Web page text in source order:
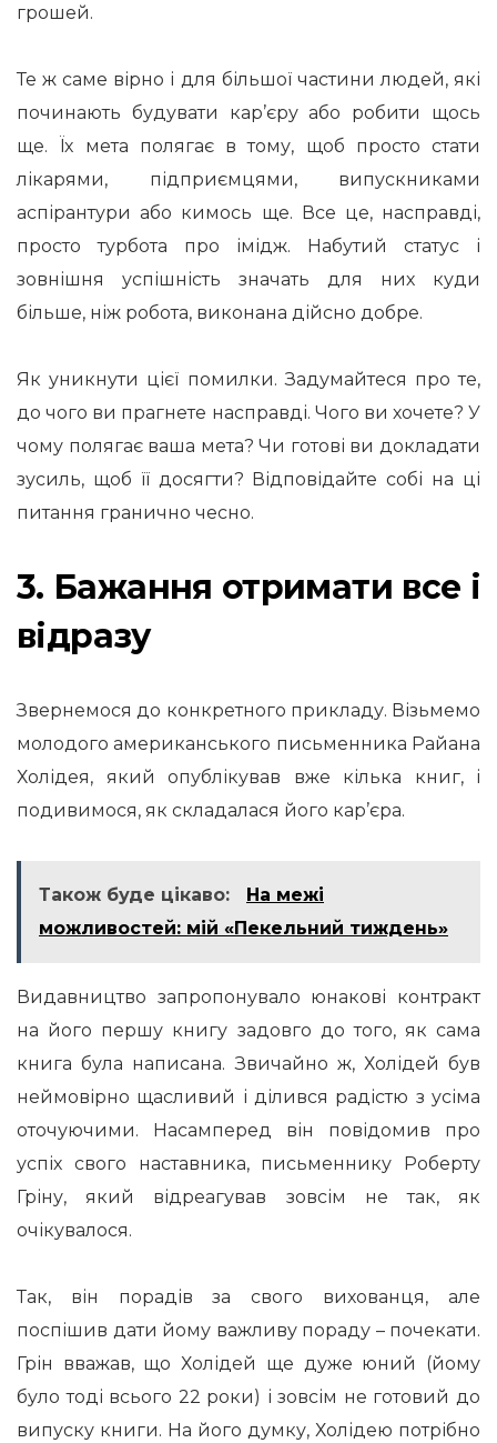
грошей.
Те ж саме вірно і для більшої частини людей, які
починають будувати кар’єру або робити щось
ще. Їх мета полягає в тому, щоб просто стати
лікарями, підприємцями, випускниками
аспірантури або кимось ще. Все це, насправді,
просто турбота про імідж. Набутий статус і
зовнішня успішність значать для них куди
більше, ніж робота, виконана дійсно добре.
Як уникнути цієї помилки. Задумайтеся про те,
до чого ви прагнете насправді. Чого ви хочете? У
чому полягає ваша мета? Чи готові ви докладати
зусиль, щоб її досягти? Відповідайте собі на ці
питання гранично чесно.
3. Бажання отримати все і
відразу
Звернемося до конкретного прикладу. Візьмемо
молодого американського письменника Райана
Холідея, який опублікував вже кілька книг, і
подивимося, як складалася його кар’єра.
Також буде цікаво:
На межі
можливостей: мій «Пекельний тиждень»
Видавництво запропонувало юнакові контракт
на його першу книгу задовго до того, як сама
книга була написана. Звичайно ж, Холідей був
неймовірно щасливий і ділився радістю з усіма
оточуючими. Насамперед він повідомив про
успіх свого наставника, письменнику Роберту
Гріну, який відреагував зовсім не так, як
очікувалося.
Так, він порадів за свого вихованця, але
поспішив дати йому важливу пораду – почекати.
Грін вважав, що Холідей ще дуже юний (йому
було тоді всього 22 роки) і зовсім не готовий до
випуску книги. На його думку, Холідею потрібно